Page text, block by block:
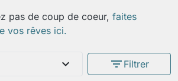
pas de coup de coeur, faites
vos rêves ici.
expand_more filter_list Filtrer